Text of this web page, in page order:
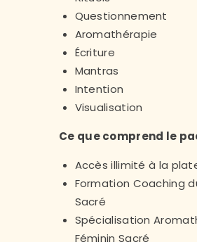
Questionnement
Aromathérapie
Écriture
Mantras
Intention
Visualisation
Ce que comprend le
Accès illimité à la
Formation Coaching
Sacré
Spécialisation
Féminin Sacré